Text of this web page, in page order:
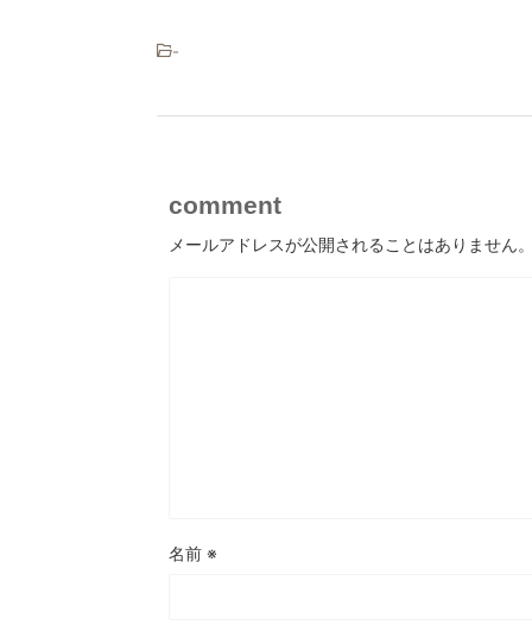
-
comment
メールアドレスが公開されることはありません
名前 ※